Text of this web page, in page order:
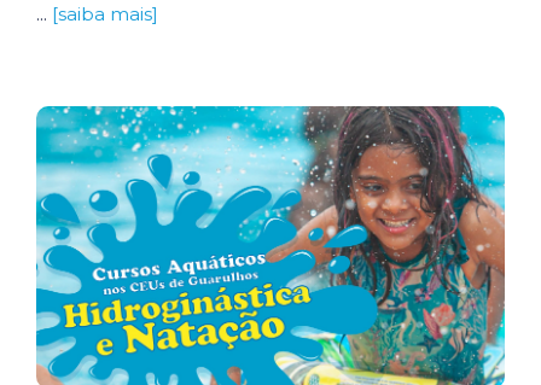
... [saiba mais]